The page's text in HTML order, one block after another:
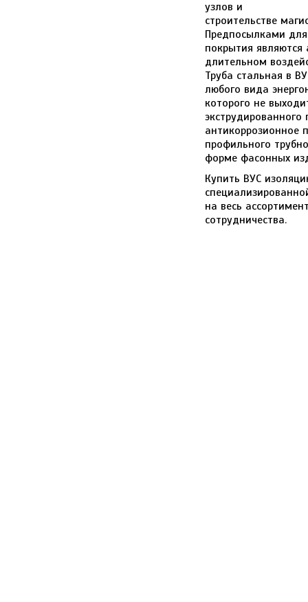
узлов и
строительстве
Предпосылками
покрытия являются
длительном
Труба стальная в
любого вида
которого не
антикоррозионное
профильного
форме фасонных
Купить ВУС
на весь
сотрудничества.